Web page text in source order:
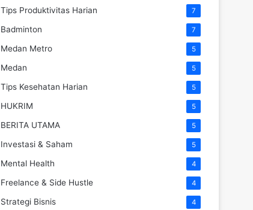
Tips Produktivitas Harian 7
Badminton 7
Medan Metro 5
Medan 5
Tips Kesehatan Harian 5
HUKRIM 5
BERITA UTAMA 5
Investasi & Saham 5
Mental Health 4
Freelance & Side Hustle 4
Strategi Bisnis 4